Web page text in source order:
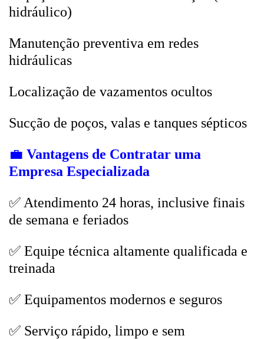
hidráulico)
Manutenção preventiva em redes
hidráulicas
Localização de vazamentos ocultos
Sucção de poços, valas e tanques sépticos
💼 Vantagens de Contratar uma
Empresa Especializada
✅ Atendimento 24 horas, inclusive finais
de semana e feriados
✅ Equipe técnica altamente qualificada e
treinada
✅ Equipamentos modernos e seguros
✅ Serviço rápido, limpo e sem